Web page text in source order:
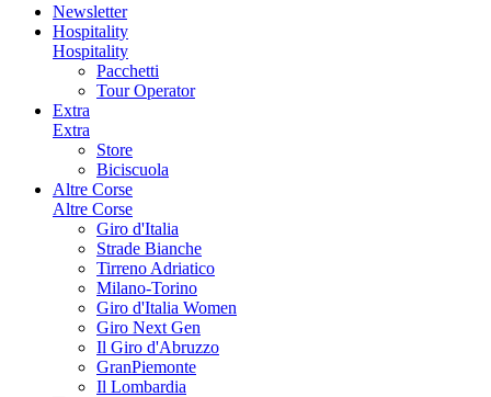
Newsletter
Hospitality
Hospitality
Pacchetti
Tour Operator
Extra
Extra
Store
Biciscuola
Altre Corse
Altre Corse
Giro d'Italia
Strade Bianche
Tirreno Adriatico
Milano-Torino
Giro d'Italia Women
Giro Next Gen
Il Giro d'Abruzzo
GranPiemonte
Il Lombardia